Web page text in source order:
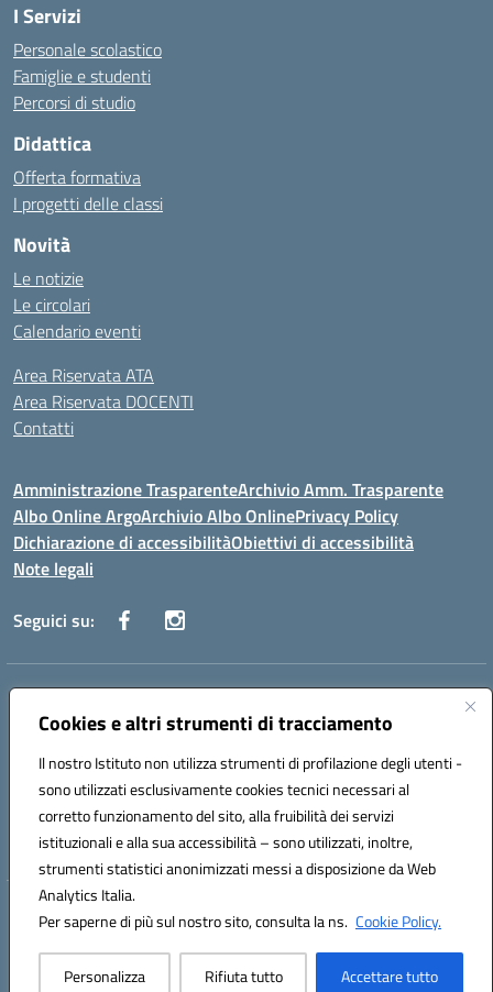
Cookies e altri strumenti di tracciamento
Il nostro Istituto non utilizza strumenti di profilazione degli utenti -
sono utilizzati esclusivamente cookies tecnici necessari al
corretto funzionamento del sito, alla fruibilità dei servizi
istituzionali e alla sua accessibilità – sono utilizzati, inoltre,
strumenti statistici anonimizzati messi a disposizione da Web
Analytics Italia.
Per saperne di più sul nostro sito, consulta la ns. Cookie Policy.
Personalizza Rifiuta tutto Accettare tutto
I Servizi
Personale scolastico
Famiglie e studenti
Percorsi di studio
Didattica
Offerta formativa
I progetti delle classi
Novità
Le notizie
Le circolari
Calendario eventi
Area Riservata ATA
Area Riservata DOCENTI
Contatti
Amministrazione TrasparenteArchivio Amm. Trasparente
Albo Online ArgoArchivio Albo OnlinePrivacy Policy
Dichiarazione di accessibilitàObiettivi di accessibilità
Note legali
Seguici su:
Indirizzo:
Centralino:0823 742191 Email:CEIC8BC00Q@istruzione.it
Codice fiscale: 93117040613
Codice meccanografico:
CEIC8BC00Q
Codice Indice delle Pubbliche Amministrazioni (IPA): icpgd
Hosting & Powered by 3D Solution S.r.l.
Concept & Design by Designers Italia